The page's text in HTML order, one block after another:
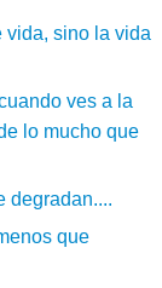
vida, sino la vida
ves a la
lo mucho que
degradan....
que